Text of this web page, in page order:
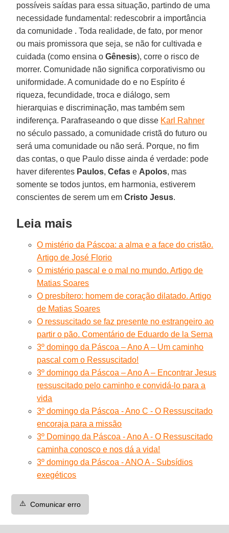
possíveis saídas para essa situação, partindo de uma
necessidade fundamental: redescobrir a importância
da comunidade . Toda realidade, de fato, por menor
ou mais promissora que seja, se não for cultivada e
cuidada (como ensina oGênesis), corre o risco de
morrer. Comunidade não significa corporativismo ou
uniformidade. A comunidade do e no Espírito é
riqueza, fecundidade, troca e diálogo, sem
hierarquias e discriminação, mas também sem
indiferença. Parafraseando o que disse Karl Rahner
no século passado, a comunidade cristã do futuro ou
será uma comunidade ou não será. Porque, no fim
das contas, o que Paulo disse ainda é verdade: pode
haver diferentes Paulos,Cefas e Apolos, mas
somente se todos juntos, em harmonia, estiverem
conscientes de serem um emCristo Jesus.
Leia mais
O mistério da Páscoa: a alma e a face do cristão.
Artigo de José Florio
O mistério pascal e o mal no mundo. Artigo de
Matias Soares
O presbítero: homem de coração dilatado. Artigo
de Matias Soares
O ressuscitado se faz presente no estrangeiro ao
partir o pão. Comentário de Eduardo de la Serna
3º domingo da Páscoa – Ano A – Um caminho
pascal com o Ressuscitado!
3º domingo da Páscoa – Ano A – Encontrar Jesus
ressuscitado pelo caminho e convidá-lo para a
vida
3º domingo da Páscoa - Ano C - O Ressuscitado
encoraja para a missão
3º Domingo da Páscoa - Ano A - O Ressuscitado
caminha conosco e nos dá a vida!
3º domingo da Páscoa - ANO A - Subsídios
exegéticos
⚠️ Comunicar erro